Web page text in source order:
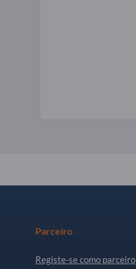
Parceiro
Registe-se como parceiro